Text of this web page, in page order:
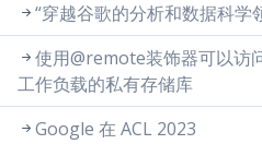
“穿越谷歌的分析和数据科学
使用@remote装饰器可以访
工作负载的私有存储库
Google 在 ACL 2023